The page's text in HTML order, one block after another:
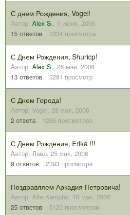
С днем Рождения, Vogel!
Автор: Alex S., 1 июня, 2006
15 ответов 3334 просмотра
С Днем Рождения, Shuricp!
Автор: Alex S., 26 мая, 2006
13 ответов 3281 просмотр
С Днем Города!
Автор: Vogel, 28 мая, 2006
2 ответа 1286 просмотров
С Днем Рождения, Erika !!!
Автор: Лавр, 25 мая, 2006
9 ответов 2393 просмотра
Поздравляем Аркадия Петровича!
Автор: Alte Kampfer, 10 мая, 2006
25 ответов 5120 просмотров